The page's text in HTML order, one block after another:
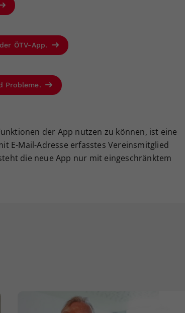
ÖTV-App.
Probleme.
der App nutzen zu können, ist eine
E-Mail-Adresse erfasstes Vereinsmitglied
die neue App nur mit eingeschränktem